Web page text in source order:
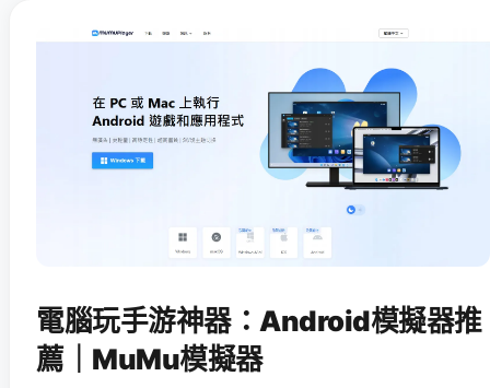
電腦玩手游神器：Android模擬器推
薦｜MuMu模擬器